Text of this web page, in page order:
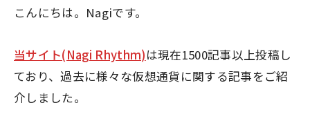
こんにちは。Nagiです。
当サイト(Nagi Rhythm)は現在1500記事以上投稿し
ており、過去に様々な仮想通貨に関する記事をご紹
介しました。